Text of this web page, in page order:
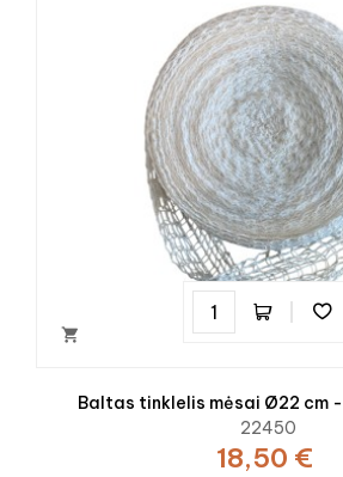

Baltas tinklelis mėsai Ø22 cm
22450
18,50 €